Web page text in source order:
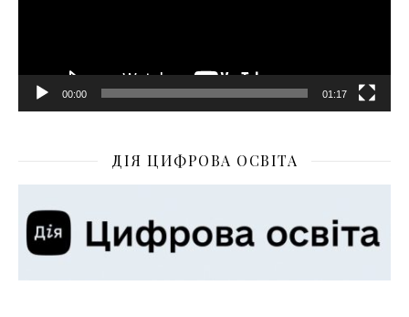
00:00 01:17
ДІЯ ЦИФРОВА ОСВІТА